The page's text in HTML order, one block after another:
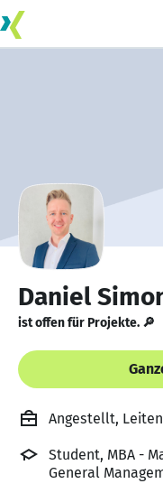
Daniel
ist offen für Projekte. 🔎
Angestellt,
Student, MBA -
General